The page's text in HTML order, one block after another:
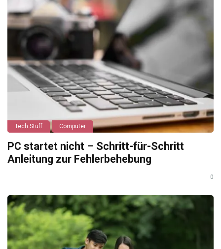
Tech Stuff Computer
PC startet nicht – Schritt-für-Schritt
Anleitung zur Fehlerbehebung
0